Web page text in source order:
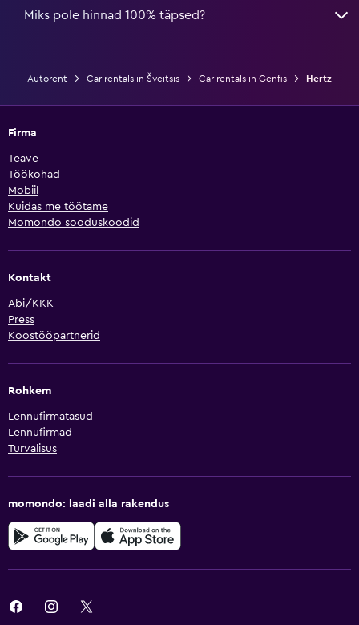
Miks pole hinnad 100% täpsed?
Autorent Car rentals in Šveitsis Car rentals in Genfis Hertz
Firma
Teave
Töökohad
Mobiil
Kuidas me töötame
Momondo sooduskoodid
Kontakt
Abi/KKK
Press
Koostööpartnerid
Rohkem
Lennufirmatasud
Lennufirmad
Turvalisus
momondo: laadi alla rakendus